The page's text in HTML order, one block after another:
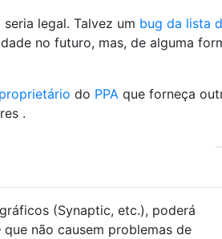
legal. Talvez um bug da lista
no futuro, mas, de alguma
proprietário do PPA que forneça
.
(Synaptic, etc.), poderá
que não causem problemas de